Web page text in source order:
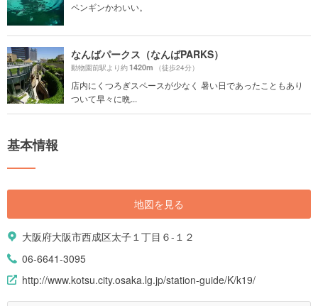
ペンギンかわいい。
なんばパークス（なんばPARKS）
動物園前駅より約1420m （徒歩24分）
店内にくつろぎスペースが少なく 暑い日であったこともあり
ついて早々に晩...
基本情報
地図を見る
大阪府大阪市西成区太子１丁目６-１２
06-6641-3095
http://www.kotsu.city.osaka.lg.jp/station-guide/K/k19/